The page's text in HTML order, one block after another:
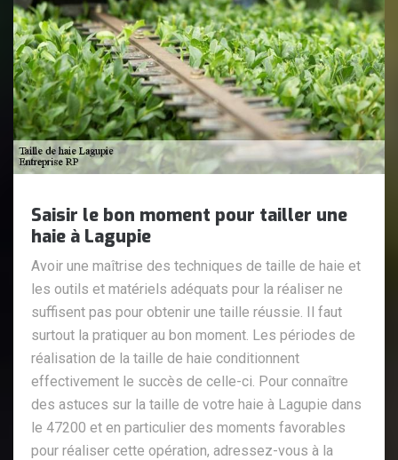
Saisir le bon moment pour tailler une
haie à Lagupie
Avoir une maîtrise des techniques de taille de haie et
les outils et matériels adéquats pour la réaliser ne
suffisent pas pour obtenir une taille réussie. Il faut
surtout la pratiquer au bon moment. Les périodes de
réalisation de la taille de haie conditionnent
effectivement le succès de celle-ci. Pour connaître
des astuces sur la taille de votre haie à Lagupie dans
le 47200 et en particulier des moments favorables
pour réaliser cette opération, adressez-vous à la